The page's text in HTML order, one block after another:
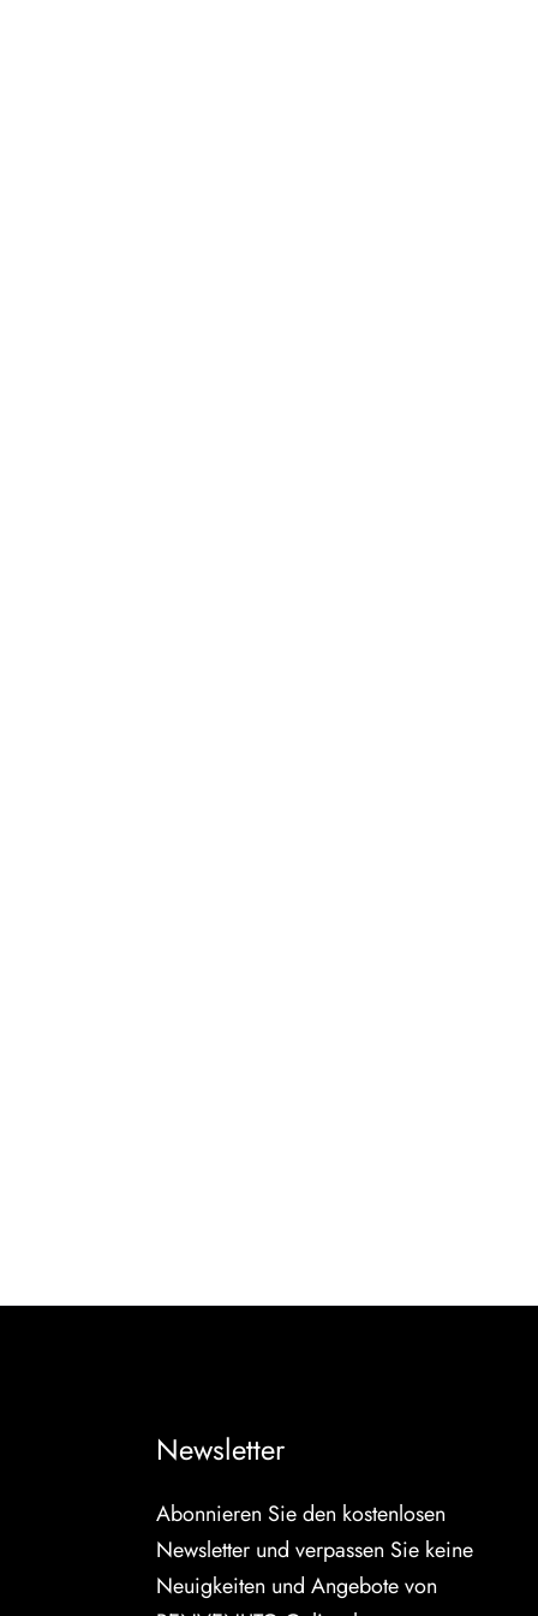
Newsletter
Abonnieren Sie den kostenlosen
Newsletter und verpassen Sie keine
Neuigkeiten und Angebote von